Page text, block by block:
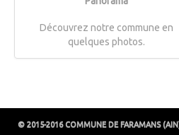
Découvrez notre commune en
quelques photos.
© 2015-2016 COMMUNE DE FARAMANS